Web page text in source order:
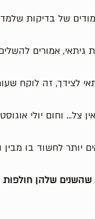
גיתאי, אמורים
לצידך, זה לוקח
צל... וחום יולי
לחשוד בו מבין
שהשנים שלהן